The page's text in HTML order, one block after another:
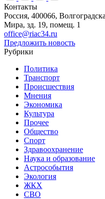
Контакты
Россия, 400066,
Мира, зд. 19, помещ. 1
office@riac34.ru
Предложить новость
Рубрики
Политика
Транспорт
Происшествия
Мнения
Экономика
Культура
Прочее
Общество
Спорт
Здравоохранение
Наука и образование
Астрособытия
Экология
ЖКХ
СВО